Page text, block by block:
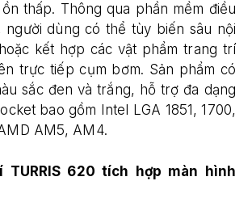
thấp. Thông qua phần mềm điều
người dùng có thể tùy biến sâu nội
kết hợp các vật phẩm trang trí
trực tiếp cụm bơm. Sản phẩm có
sắc đen và trắng, hỗ trợ đa dạng
bao gồm Intel LGA 1851, 1700,
AM5, AM4.
TURRIS 620 tích hợp màn hình